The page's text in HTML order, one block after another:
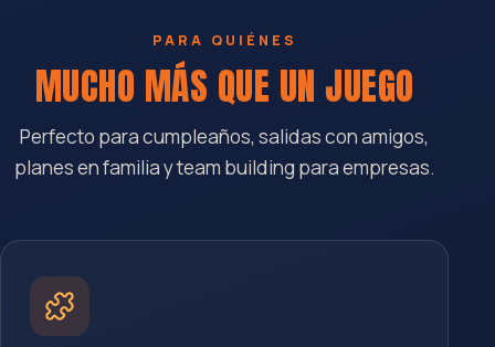
PARA QUIÉNES
MUCHO MÁS QUE UN JUEGO
Perfecto para cumpleaños, salidas con amigos,
planes en familia y team building para empresas.